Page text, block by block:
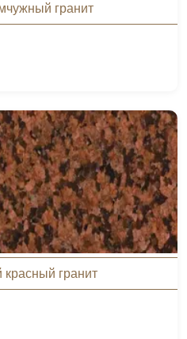
гранит
красный гранит